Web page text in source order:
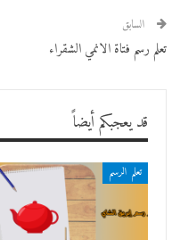
السابق
تعلم رسم فتاة الانمي الشقراء
قد يعجبكم أيضاً
تعلم الرسم